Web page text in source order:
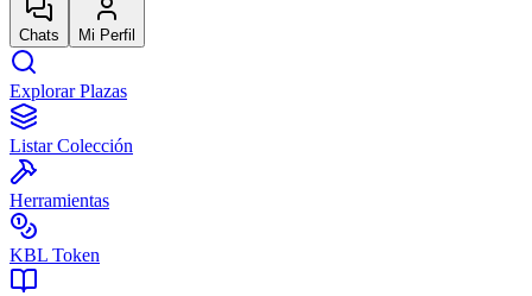
Chats Mi Perfil
Explorar Plazas
Listar Colección
Herramientas
KBL Token